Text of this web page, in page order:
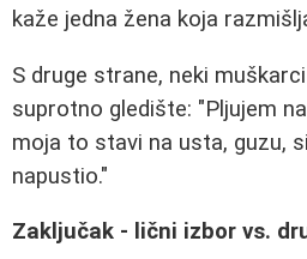
kaže jedna žena koja
S druge strane, neki
suprotno gledište: "Pljujem
moja to stavi na usta, guzu,
napustio."
Zaključak - lični izbor vs.